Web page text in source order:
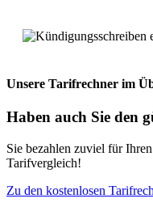
Unsere Tarifrechner im
Haben auch Sie den
Sie bezahlen zuviel für
Tarifvergleich!
Zu den kostenlosen